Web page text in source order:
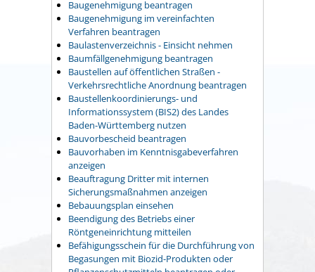
Baugenehmigung beantragen
Baugenehmigung im vereinfachten
Verfahren beantragen
Baulastenverzeichnis - Einsicht nehmen
Baumfällgenehmigung beantragen
Baustellen auf öffentlichen Straßen -
Verkehrsrechtliche Anordnung beantragen
Baustellenkoordinierungs- und
Informationssystem (BIS2) des Landes
Baden-Württemberg nutzen
Bauvorbescheid beantragen
Bauvorhaben im Kenntnisgabeverfahren
anzeigen
Beauftragung Dritter mit internen
Sicherungsmaßnahmen anzeigen
Bebauungsplan einsehen
Beendigung des Betriebs einer
Röntgeneinrichtung mitteilen
Befähigungsschein für die Durchführung von
Begasungen mit Biozid-Produkten oder